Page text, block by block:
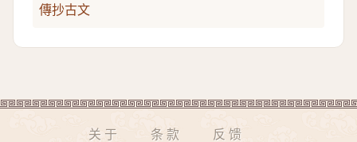
傳抄古文
关于 条款 反馈